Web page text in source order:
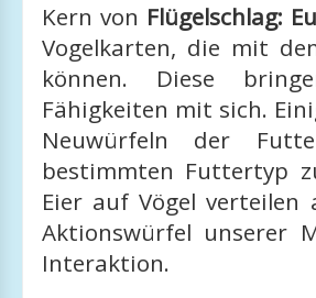
Kern von Flügelschlag:
Vogelkarten, die mit
können. Diese
Fähigkeiten mit sich.
Neuwürfeln der
bestimmten Futtertyp
Eier auf Vögel
Aktionswürfel unserer
Interaktion.